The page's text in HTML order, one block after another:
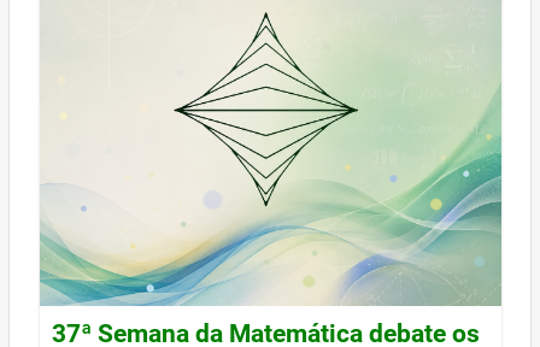
37ª Semana da Matemática debate os